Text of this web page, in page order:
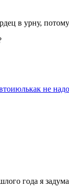
в урну,
июлькак не
я